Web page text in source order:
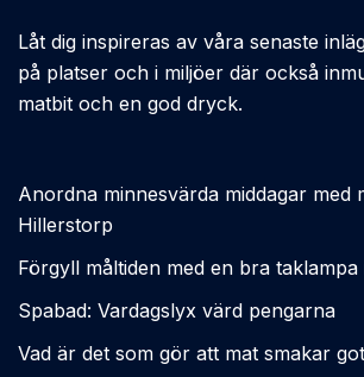
Låt dig inspireras av våra senaste
på platser och i miljöer där också
matbit och en god dryck.
Anordna minnesvärda middagar med
Hillerstorp
Förgyll måltiden med en bra
Spabad: Vardagslyx värd pengarna
Vad är det som gör att mat smakar